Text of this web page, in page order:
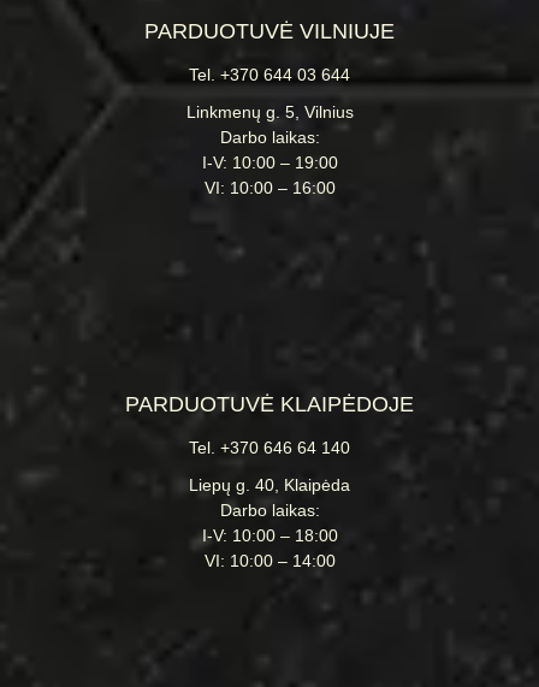
PARDUOTUVĖ VILNIUJE
Tel. +370 644 03 644
Linkmenų g. 5, Vilnius
Darbo laikas:
I-V: 10:00 – 19:00
VI: 10:00 – 16:00
PARDUOTUVĖ KLAIPĖDOJE
Tel. +370 646 64 140
Liepų g. 40, Klaipėda
Darbo laikas:
I-V: 10:00 – 18:00
VI: 10:00 – 14:00